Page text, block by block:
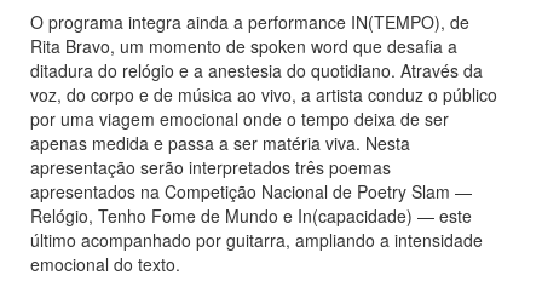
O programa integra ainda a performance IN(TEMPO), de
Rita Bravo, um momento de spoken word que desafia a
ditadura do relógio e a anestesia do quotidiano. Através da
voz, do corpo e de música ao vivo, a artista conduz o público
por uma viagem emocional onde o tempo deixa de ser
apenas medida e passa a ser matéria viva. Nesta
apresentação serão interpretados três poemas
apresentados na Competição Nacional de Poetry Slam —
Relógio, Tenho Fome de Mundo e In(capacidade) — este
último acompanhado por guitarra, ampliando a intensidade
emocional do texto.